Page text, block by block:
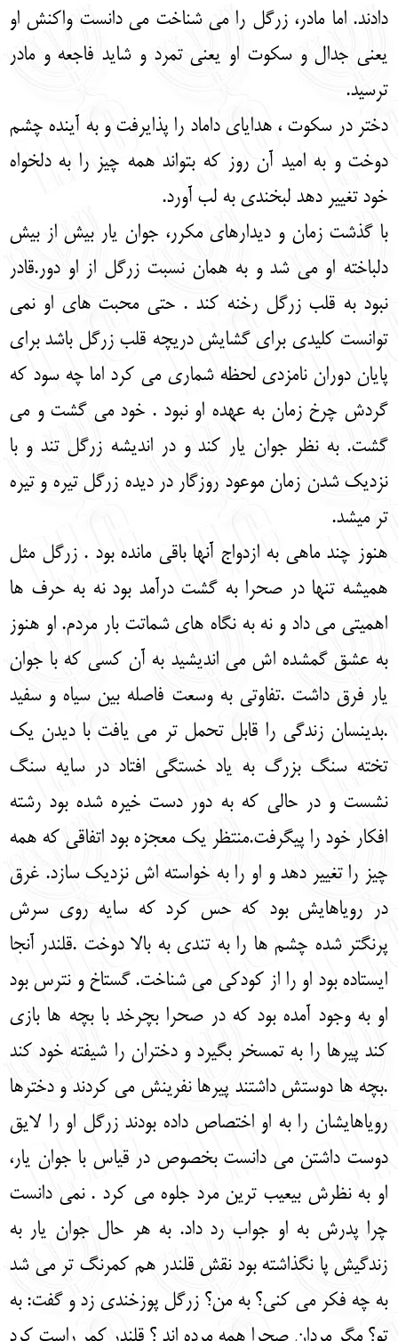
دادند. اما مادر، زرگل را می شناخت می دانست واکنش او
یعنی جدال و سکوت او یعنی تمرد و شاید فاجعه و مادر
ترسید.
دختر در سکوت ، هدایای داماد را پذایرفت و به آینده چشم
دوخت و به امید آن روز که بتواند همه چیز را به دلخواه
خود تغییر دهد لبخندی به لب آورد.
با گذشت زمان و دیدارهای مکرر، جوان یار بیش از بیش
دلباخته او می شد و به همان نسبت زرگل از او دور.قادر
نبود به قلب زرگل رخنه کند . حتی محبت های او نمی
توانست کلیدی برای گشایش دریچه قلب زرگل باشد برای
پایان دوران نامزدی لحظه شماری می کرد اما چه سود که
گردش چرخ زمان به عهده او نبود . خود می گشت و می
گشت. به نظر جوان یار کند و در اندیشه زرگل تند و با
نزدیک شدن زمان موعود روزگار در دیده زرگل تیره و تیره
تر می‏شد.
هنوز چند ماهی به ازدواج آنها باقی مانده بود . زرگل مثل
همیشه تنها در صحرا به گشت درآمد بود نه به حرف ها
اهمیتی می داد و نه به نگاه های شماتت بار مردم. او هنوز
به عشق گمشده اش می اندیشید به آن کسی که با جوان
یار فرق داشت .تفاوتی به وسعت فاصله بین سیاه و سفید
.بدینسان زندگی را قابل تحمل تر می یافت با دیدن یک
تخته سنگ بزرگ به یاد خستگی افتاد در سایه سنگ
نشست و در حالی که به دور دست خیره شده بود رشته
افکار خود را پی‏گرفت.منتظر یک معجزه بود اتفاقی که همه
چیز را تغییر دهد و او را به خواسته اش نزدیک سازد. غرق
در رویاهایش بود که حس کرد که سایه روی سرش
پرنگتر شده چشم ها را به تندی به بالا دوخت .قلندر آنجا
ایستاده بود او را از کودکی می شناخت. گستاخ و نترس بود
او به وجود آمده بود که در صحرا بچرخد با بچه ها بازی
کند پیرها را به تمسخر بگیرد و دختران را شیفته خود کند
.بچه ها دوستش داشتند پیرها نفرینش می کردند و دخترها
رویاهایشان را به او اختصاص داده بودند زرگل او را لایق
دوست داشتن می دانست بخصوص در قیاس با جوان یار،
او به نظرش بی‏عیب ترین مرد جلوه می کرد . نمی دانست
چرا پدرش به او جواب رد داد. به هر حال جوان یار به
زندگیش پا نگذاشته بود نقش قلندر هم کمرنگ تر می شد
به چه فکر می کنی؟ به من؟ زرگل پوزخندی زد و گفت: به